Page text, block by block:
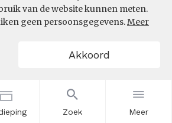
Zoek Meer
van de website kunnen meten.
geen persoonsgegevens.Meer
Akkoord
leven lang
aan leven lang leren in
afgelopen jaren toe- of